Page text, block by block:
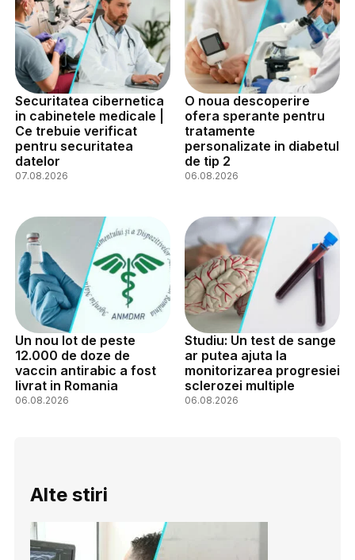
Securitatea cibernetica
in cabinetele medicale |
Ce trebuie verificat
pentru securitatea
datelor
07.08.2026
O noua descoperire
ofera sperante pentru
tratamente
personalizate in diabetul
de tip 2
06.08.2026
Un nou lot de peste
12.000 de doze de
vaccin antirabic a fost
livrat in Romania
06.08.2026
Studiu: Un test de sange
ar putea ajuta la
monitorizarea progresiei
sclerozei multiple
06.08.2026
Alte stiri